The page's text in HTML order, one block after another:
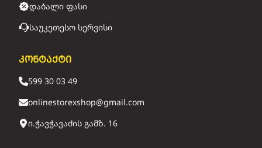
დაბალი ფასი
საუკეთესო სერვისი
კონტაქტი
599 30 03 49
onlinestorexshop@gmail.com
ი.ჭავჭავაძის გამზ. 16